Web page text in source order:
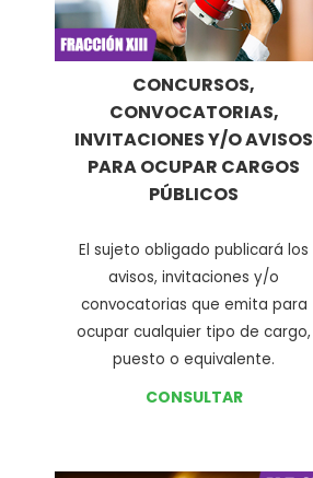
CONCURSOS,
CONVOCATORIAS,
INVITACIONES Y/O AVISOS
PARA OCUPAR CARGOS
PÚBLICOS
El sujeto obligado publicará los
avisos, invitaciones y/o
convocatorias que emita para
ocupar cualquier tipo de cargo,
puesto o equivalente.
CONSULTAR